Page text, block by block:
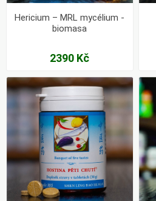
Hericium – MRL mycélium -
biomasa
2390 Kč